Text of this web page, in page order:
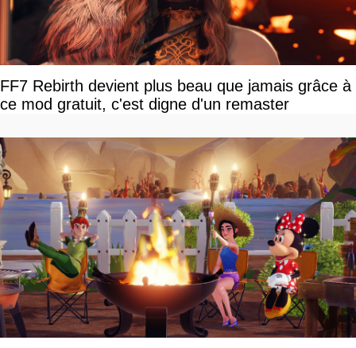
FF7 Rebirth devient plus beau que jamais grâce à
ce mod gratuit, c'est digne d'un remaster